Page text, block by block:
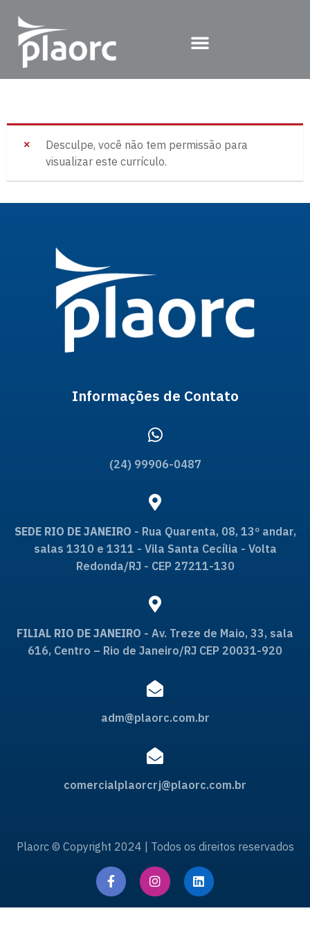
Desculpe, você não tem permissão para
visualizar este currículo.
Informações de Contato
(24) 99906-0487
SEDE RIO DE JANEIRO - Rua Quarenta, 08, 13º andar,
salas 1310 e 1311 - Vila Santa Cecília - Volta
Redonda/RJ - CEP 27211-130
FILIAL RIO DE JANEIRO - Av. Treze de Maio, 33, sala
616, Centro – Rio de Janeiro/RJ CEP 20031-920
adm@plaorc.com.br
comercialplaorcrj@plaorc.com.br
Plaorc © Copyright 2024 | Todos os direitos reservados